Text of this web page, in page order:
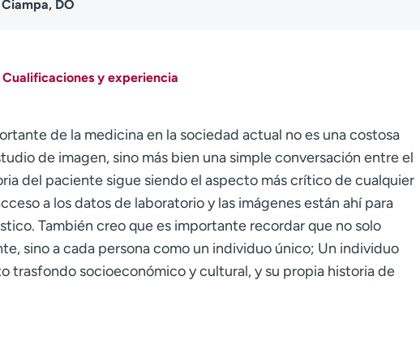
DO
Cualificaciones y experiencia
de la medicina en la sociedad actual no es una costosa
de imagen, sino más bien una simple conversación entre el
del paciente sigue siendo el aspecto más crítico de cualquier
a los datos de laboratorio y las imágenes están ahí para
También creo que es importante recordar que no solo
sino a cada persona como un individuo único; Un individuo
trasfondo socioeconómico y cultural, y su propia historia de